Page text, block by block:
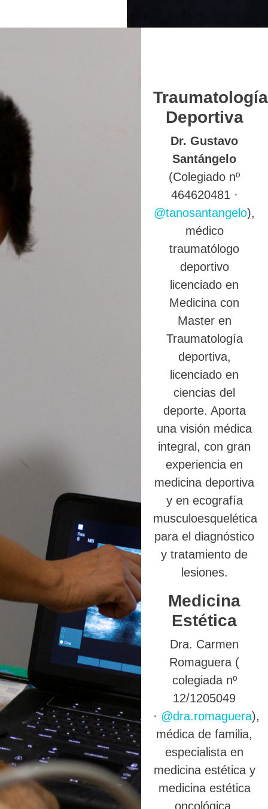
Traumatología
Deportiva
Dr. Gustavo
Santángelo
(Colegiado nº
464620481 ·
@tanosantangelo),
médico
traumatólogo
deportivo
licenciado en
Medicina con
Master en
Traumatología
deportiva,
licenciado en
ciencias del
deporte. Aporta
una visión médica
integral, con gran
experiencia en
medicina deportiva
y en ecografía
musculoesquelética
para el diagnóstico
y tratamiento de
lesiones.
Medicina
Estética
Dra. Carmen
Romaguera (
colegiada nº
12/1205049
· @dra.romaguera),
médica de familia,
especialista en
medicina estética y
medicina estética
oncológica.